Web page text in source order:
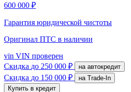
600 000 ₽
Гарантия юридической чистоты
Оригинал ПТС в наличии
vin VIN проверен
Скидка до 250 000 ₽ на автокредит
Скидка до 150 000 ₽
на Trade-In
Купить в кредит